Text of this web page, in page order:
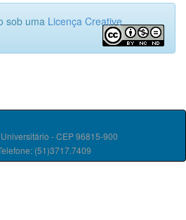
sob uma Licença Creative
- CEP 96815-900
(51)3717.7409